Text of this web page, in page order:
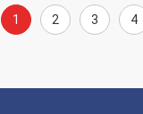
1 2 3 4